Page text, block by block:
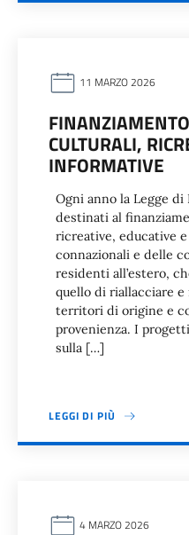
11 MARZO 2026
CULTURALI,
INFORMATIVE
Ogni anno la Legge
destinati al
ricreative, educative
connazionali e delle
residenti all’estero,
quello di riallacciare
territori di origine e
provenienza. I
sulla […]
LEGGI DI PIÙ
4 MARZO 2026